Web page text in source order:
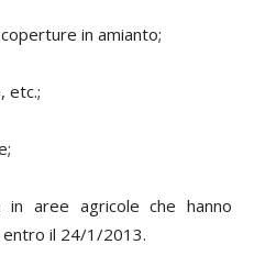
in amianto;
etc.;
aree agricole che hanno
il 24/1/2013.